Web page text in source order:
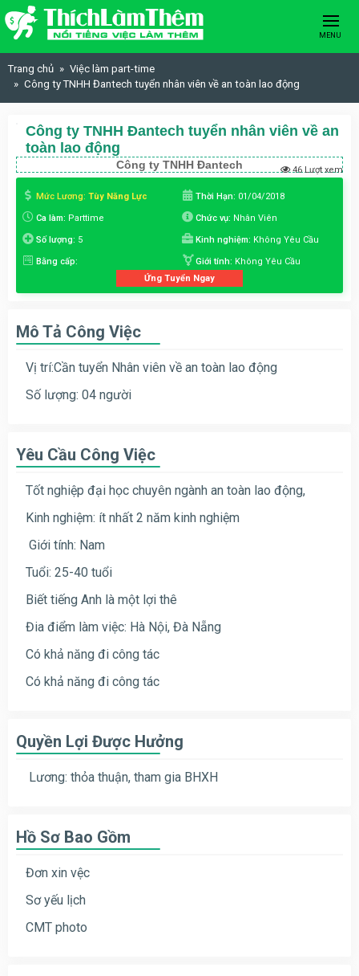
Skip to content
MENU
Trang chủ
Việc làm part-time
Công ty TNHH Đantech tuyển nhân viên về an toàn lao động
Công ty TNHH Đantech tuyển nhân viên về an
toàn lao động
Công ty TNHH Đantech 46 Lượt xem
Mức Lương: Tùy Năng Lực Thời Hạn: 01/04/2018
Ca làm: Parttime Chức vụ: Nhân Viên
Số lượng: 5 Kinh nghiệm: Không Yêu Cầu
Bằng cấp: Giới tính: Không Yêu Cầu
Ứng Tuyển Ngay
Mô Tả Công Việc
Vị trí:Cần tuyển Nhân viên về an toàn lao động
Số lượng: 04 người
Yêu Cầu Công Việc
Tốt nghiệp đại học chuyên ngành an toàn lao động,
Kinh nghiệm: ít nhất 2 năm kinh nghiệm
Giới tính: Nam
Tuổi: 25-40 tuổi
Biết tiếng Anh là một lợi thê
Đia điểm làm việc: Hà Nội, Đà Nẵng
Có khả năng đi công tác
Có khả năng đi công tác
Quyền Lợi Được Hưởng
Lương: thỏa thuận, tham gia BHXH
Hồ Sơ Bao Gồm
Đơn xin vệc
Sơ yếu lịch
CMT photo